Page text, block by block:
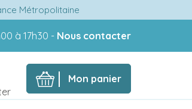
Métropolitaine
à 17h30 - Nous contacter
Mon panier